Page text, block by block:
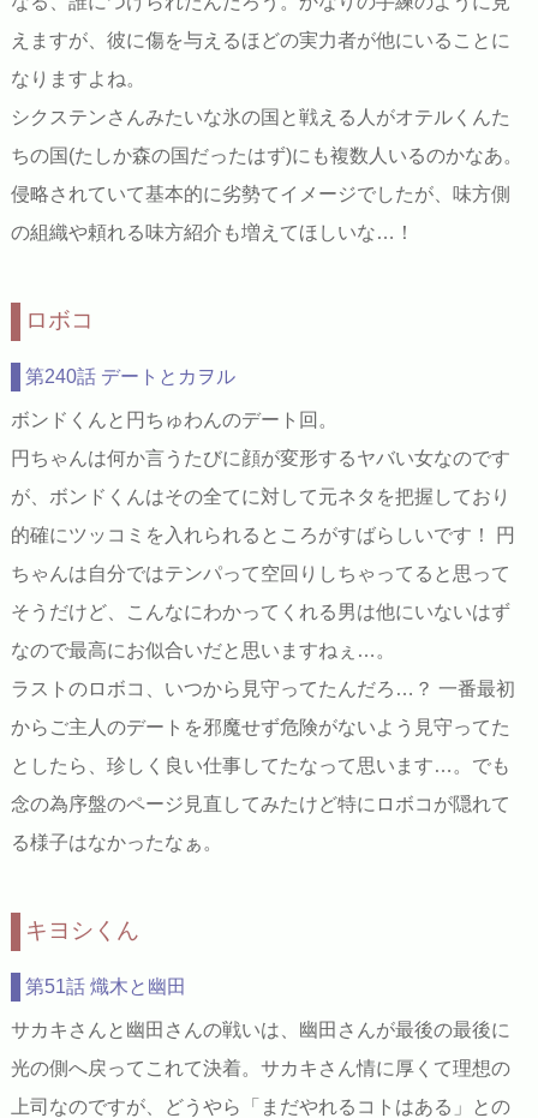
えますが、彼に傷を与えるほどの実力者が他にいることに
なりますよね。
シクステンさんみたいな氷の国と戦える人がオテルくんた
ちの国(たしか森の国だったはず)にも複数人いるのかなあ。
侵略されていて基本的に劣勢てイメージでしたが、味方側
の組織や頼れる味方紹介も増えてほしいな…！
ロボコ
第240話 デートとカヲル
ボンドくんと円ちゅわんのデート回。
円ちゃんは何か言うたびに顔が変形するヤバい女なのです
が、ボンドくんはその全てに対して元ネタを把握しており
的確にツッコミを入れられるところがすばらしいです！ 円
ちゃんは自分ではテンパって空回りしちゃってると思って
そうだけど、こんなにわかってくれる男は他にいないはず
なので最高にお似合いだと思いますねぇ…。
ラストのロボコ、いつから見守ってたんだろ…？ 一番最初
からご主人のデートを邪魔せず危険がないよう見守ってた
としたら、珍しく良い仕事してたなって思います…。でも
念の為序盤のページ見直してみたけど特にロボコが隠れて
る様子はなかったなぁ。
キヨシくん
第51話 熾木と幽田
サカキさんと幽田さんの戦いは、幽田さんが最後の最後に
光の側へ戻ってこれて決着。サカキさん情に厚くて理想の
上司なのですが、どうやら「まだやれるコトはある」との